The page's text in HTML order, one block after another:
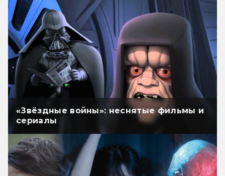
«Звёздные войны»: неснятые фильмы и
сериалы